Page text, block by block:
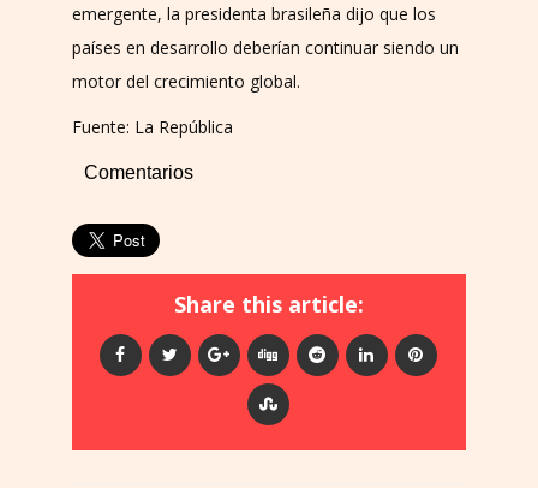
emergente, la presidenta brasileña dijo que los
países en desarrollo deberían continuar siendo un
motor del crecimiento global.
Fuente: La República
Comentarios
Share this article: